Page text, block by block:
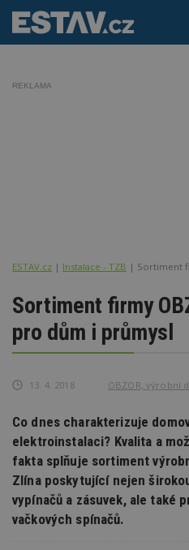
REKLAMA
ESTAV.cz Instalace - TZB Sortiment
Sortiment firmy
pro dům i průmysl
13. 4. 2018 OBZOR, výrobní
Co dnes charakterizuje
elektroinstalaci? Kvalita a
fakta splňuje sortiment
Zlína poskytující nejen
vypínačů a zásuvek, ale také
vačkových spínačů.